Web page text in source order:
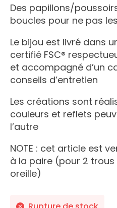
Des papillons/
boucles pour ne pas
Le bijou est livré dans
certifié FSC®
et accompagné d’un
conseils d’entretien
Les créations sont
couleurs et reflets
l’autre
NOTE : cet article est
à la paire (pour 2 trous
oreille)